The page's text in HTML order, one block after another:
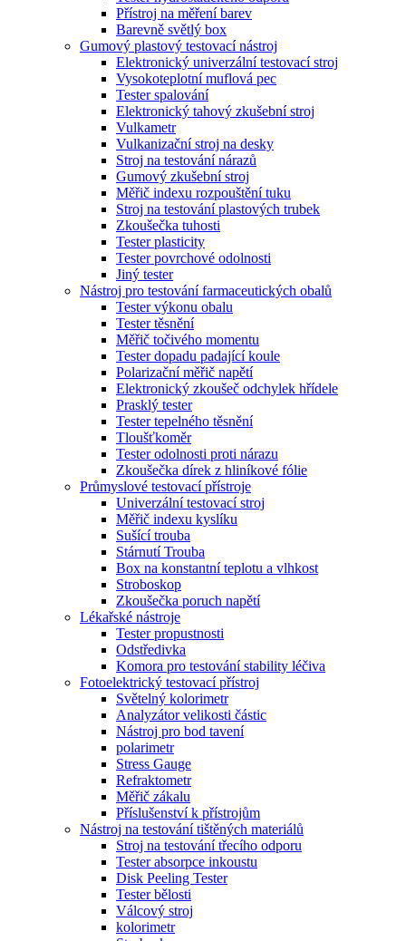
Přístroj na měření barev
Barevně světlý box
Gumový plastový testovací nástroj
Elektronický univerzální testovací stroj
Vysokoteplotní muflová pec
Tester spalování
Elektronický tahový zkušební stroj
Vulkametr
Vulkanizační stroj na desky
Stroj na testování nárazů
Gumový zkušební stroj
Měřič indexu rozpouštění tuku
Stroj na testování plastových trubek
Zkoušečka tuhosti
Tester plasticity
Tester povrchové odolnosti
Jiný tester
Nástroj pro testování farmaceutických obalů
Tester výkonu obalu
Tester těsnění
Měřič točivého momentu
Tester dopadu padající koule
Polarizační měřič napětí
Elektronický zkoušeč odchylek hřídele
Prasklý tester
Tester tepelného těsnění
Tloušťkoměr
Tester odolnosti proti nárazu
Zkoušečka dírek z hliníkové fólie
Průmyslové testovací přístroje
Univerzální testovací stroj
Měřič indexu kyslíku
Sušící trouba
Stárnutí Trouba
Box na konstantní teplotu a vlhkost
Stroboskop
Zkoušečka poruch napětí
Lékařské nástroje
Tester propustnosti
Odstředivka
Komora pro testování stability léčiva
Fotoelektrický testovací přístroj
Světelný kolorimetr
Analyzátor velikosti částic
Nástroj pro bod tavení
polarimetr
Stress Gauge
Refraktometr
Měřič zákalu
Příslušenství k přístrojům
Nástroj na testování tištěných materiálů
Stroj na testování třecího odporu
Tester absorpce inkoustu
Disk Peeling Tester
Tester bělosti
Válcový stroj
kolorimetr